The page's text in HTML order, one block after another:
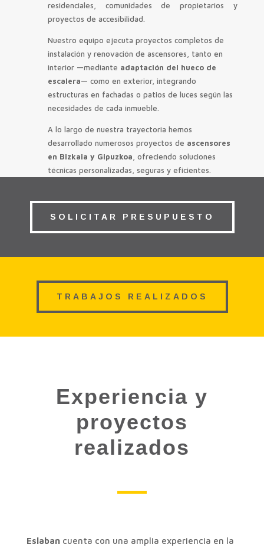
residenciales, comunidades de propietarios y
proyectos de accesibilidad.
Nuestro equipo ejecuta proyectos completos de
instalación y renovación de ascensores, tanto en
interior —mediante adaptación del hueco de
escalera— como en exterior, integrando
estructuras en fachadas o patios de luces según las
necesidades de cada inmueble.
A lo largo de nuestra trayectoria hemos
desarrollado numerosos proyectos de ascensores
en Bizkaia y Gipuzkoa, ofreciendo soluciones
técnicas personalizadas, seguras y eficientes.
SOLICITAR PRESUPUESTO
TRABAJOS REALIZADOS
Experiencia y
proyectos
realizados
Eslabancuenta con una amplia experiencia en la